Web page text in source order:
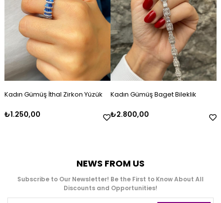
Kadın Gümüş İthal Zirkon Yüzük
₺1.250,00
Kadın Gümüş Baget Bileklik
₺2.800,00
NEWS FROM US
Subscribe to Our Newsletter! Be the First to Know About All
Discounts and Opportunities!